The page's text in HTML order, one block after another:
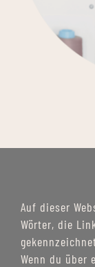
Auf dieser
Wörter, die
Wenn du über